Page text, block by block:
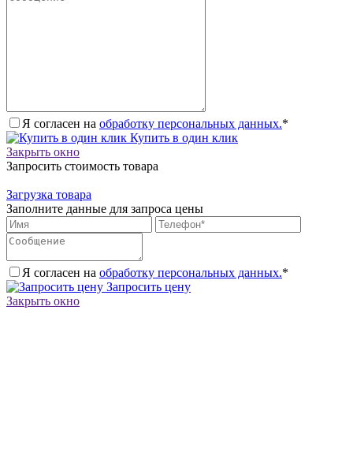
Я согласен на обработку персональных данных.*
Купить в один клик
Закрыть окно
Запросить стоимость товара
Загрузка товара
Заполните данные для запроса цены
Я согласен на обработку персональных данных.*
Запросить цену
Закрыть окно